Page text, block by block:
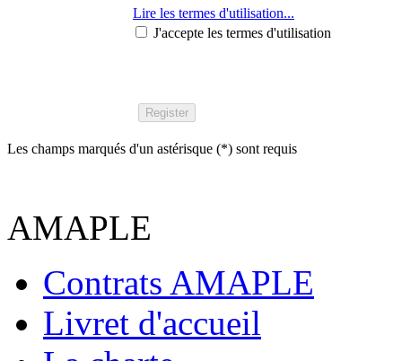
Lire les termes d'utilisation...
J'accepte les termes d'utilisation
Register
Les champs marqués d'un astérisque (*) sont requis
AMAPLE
Contrats AMAPLE
Livret d'accueil